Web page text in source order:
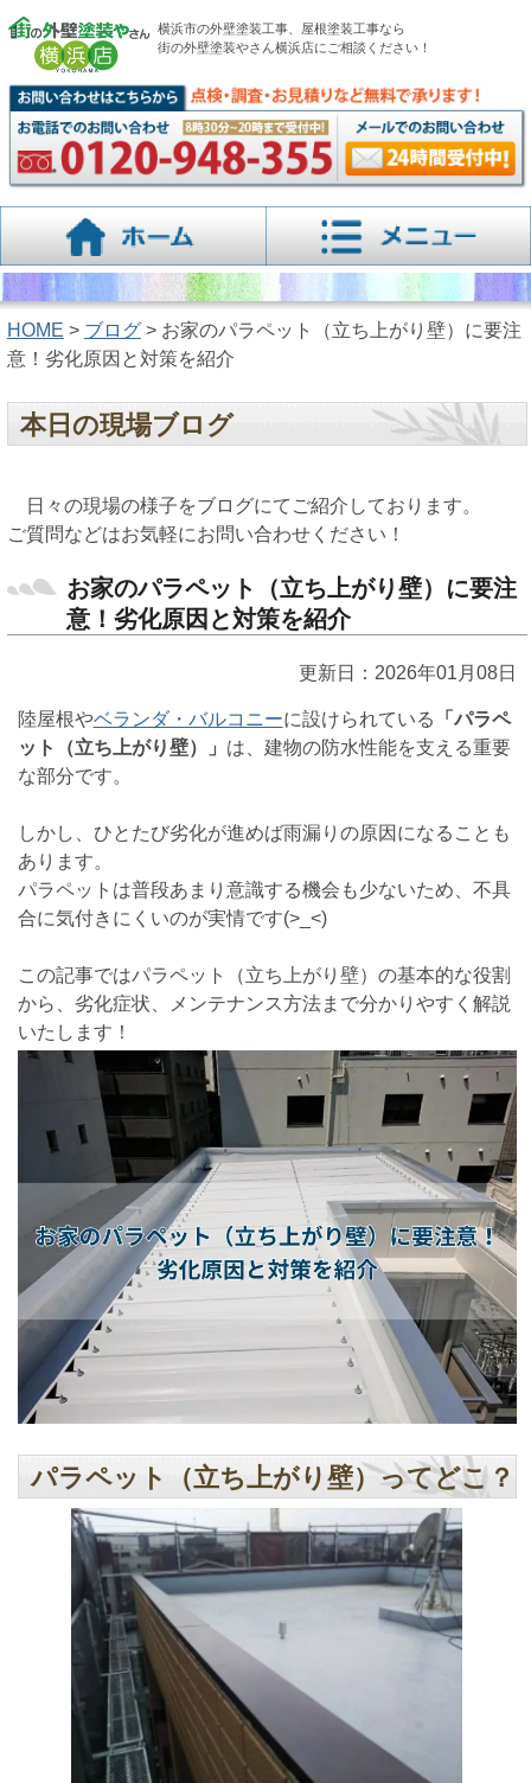
横浜市の外壁塗装工事、屋根塗装工事なら
街の外壁塗装やさん横浜店にご相談ください！
HOME > ブログ> お家のパラペット（立ち上がり壁）に要注
意！劣化原因と対策を紹介
本日の現場ブログ
日々の現場の様子をブログにてご紹介しております。
ご質問などはお気軽にお問い合わせください！
お家のパラペット（立ち上がり壁）に要注
意！劣化原因と対策を紹介
更新日：2026年01月08日
陸屋根やベランダ・バルコニーに設けられている 「パラペ
ット（立ち上がり壁）」 は、建物の防水性能を支える重要
な部分です。
しかし、ひとたび劣化が進めば雨漏りの原因になることも
あります。
パラペットは普段あまり意識する機会も少ないため、不具
合に気付きにくいのが実情です(>_<)
この記事ではパラペット（立ち上がり壁）の基本的な役割
から、劣化症状、メンテナンス方法まで分かりやすく解説
いたします！
パラペット（立ち上がり壁）ってどこ？